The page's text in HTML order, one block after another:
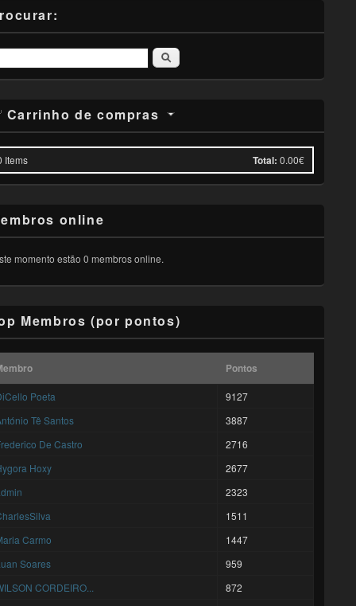
Pesquisar
Carrinho de compras
Items Total: 0.00€
online
momento estão 0 membros online.
Membros (por pontos)
Pontos
Poeta
9127
Tê Santos
3887
De Castro
2716
Hoxy
2677
2323
1511
Carmo
1447
Soares
959
CORDEIRO...
872